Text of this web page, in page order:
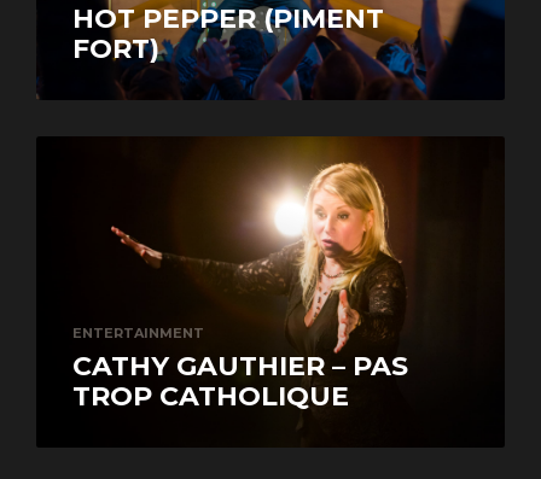
HOT PEPPER (PIMENT
FORT)
ENTERTAINMENT
CATHY GAUTHIER – PAS
TROP CATHOLIQUE